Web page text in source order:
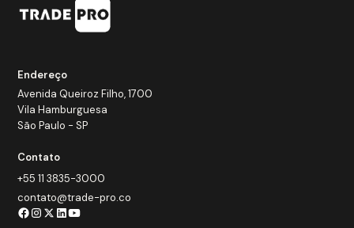
Endereço
Avenida Queiroz Filho, 1700
Vila Hamburguesa
São Paulo - SP
Contato
+55 11 3835-3000
contato@trade-pro.co